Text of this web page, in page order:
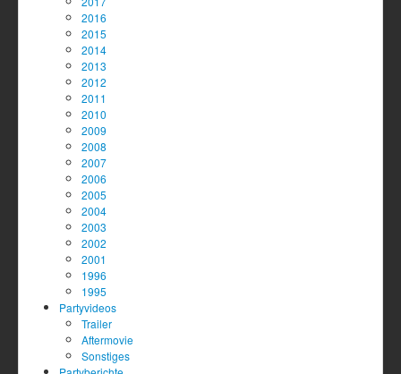
2016
2015
2014
2013
2012
2011
2010
2009
2008
2007
2006
2005
2004
2003
2002
2001
1996
1995
Partyvideos
Trailer
Aftermovie
Sonstiges